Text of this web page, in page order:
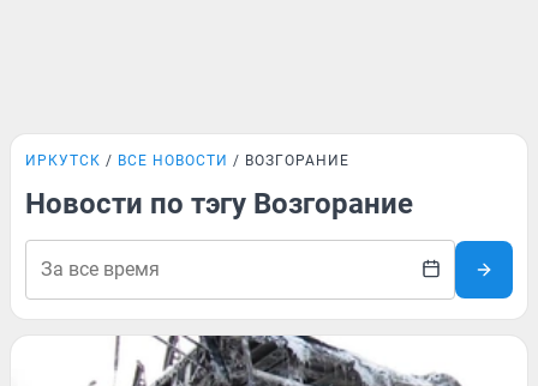
ИРКУТСК ВСЕ НОВОСТИ ВОЗГОРАНИЕ
Новости по тэгу Возгорание